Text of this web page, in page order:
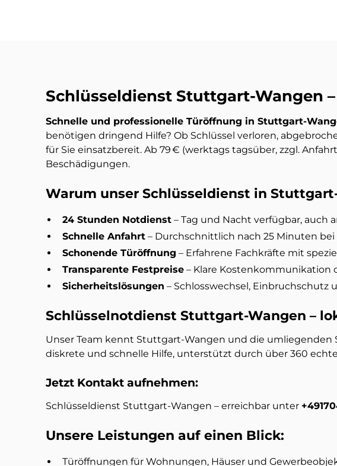
Schlüsseldienst Stuttgart-Wangen
Schnelle und professionelle Türöffnung in Stuttgart-
benötigen dringend Hilfe? Ob Schlüssel verloren,
für Sie einsatzbereit. Ab 79 € (werktags tagsüber, zzgl.
Beschädigungen.
Warum unser Schlüsseldienst in
24 Stunden Notdienst – Tag und Nacht verfügbar, auch
Schnelle Anfahrt – Durchschnittlich nach 25 Minuten
Schonende Türöffnung – Erfahrene Fachkräfte mit
Transparente Festpreise – Klare Kostenkommunikation
Sicherheitslösungen – Schlosswechsel, Einbruchschutz
Schlüsselnotdienst Stuttgart-Wangen –
Unser Team kennt Stuttgart-Wangen und die umliegenden
diskrete und schnelle Hilfe, unterstützt durch über 360
Jetzt Kontakt aufnehmen:
Schlüsseldienst Stuttgart-Wangen – erreichbar unter
Unsere Leistungen auf einen Blick:
Türöffnungen für Wohnungen, Häuser und